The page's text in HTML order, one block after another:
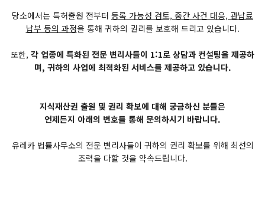
당소에서는 특허출원 전부터 등록 가능성 검토, 중간 사건 대응, 관납료
납부 등의 과정을 통해 귀하의 권리를 보호해 드리고 있습니다.
또한, 각 업종에 특화된 전문 변리사들이 1:1로 상담과 컨설팅을 제공하
며, 귀하의 사업에 최적화된 서비스를 제공하고 있습니다.
지식재산권 출원 및 권리 확보에 대해 궁금하신 분들은
언제든지 아래의 번호를 통해 문의하시기 바랍니다.
유레카 법률사무소의 전문 변리사들이 귀하의 권리 확보를 위해 최선의
조력을 다할 것을 약속드립니다.